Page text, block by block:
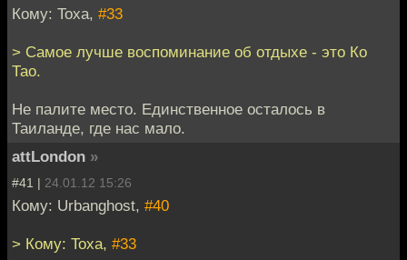
Кому: Toxa, #33
> Самое лучше воспоминание об отдыхе - это Ко
Тао.
Не палите место. Единственное осталось в
Таиланде, где нас мало.
attLondon »
#41 | 24.01.12 15:26
Кому: Urbanghost, #40
> Кому: Toxa, #33